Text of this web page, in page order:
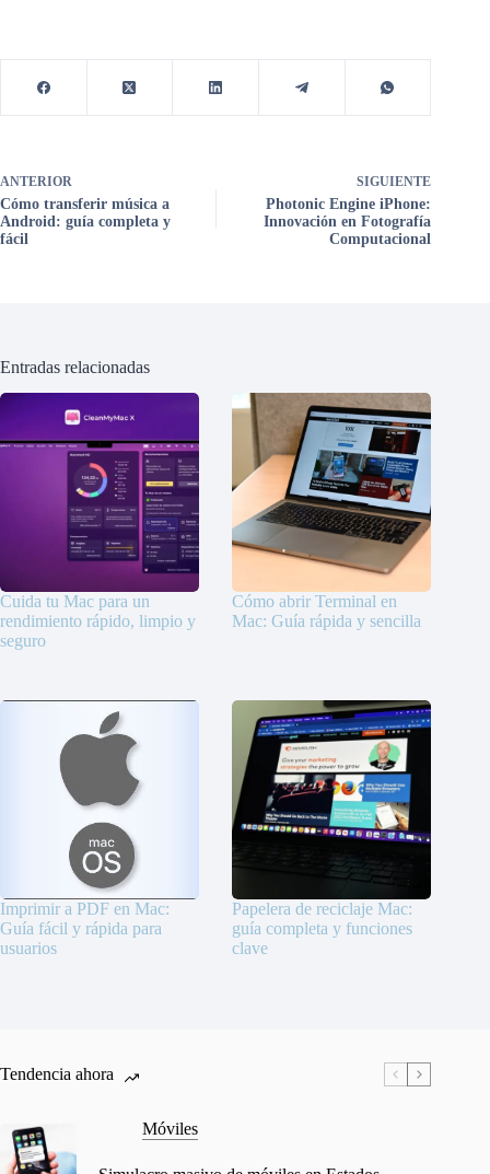
ANTERIOR
Cómo transferir música a
Android: guía completa y
fácil
SIGUIENTE
Photonic Engine iPhone:
Innovación en Fotografía
Computacional
Entradas relacionadas
Cuida tu Mac para un
rendimiento rápido, limpio y
seguro
Cómo abrir Terminal en
Mac: Guía rápida y sencilla
Imprimir a PDF en Mac:
Guía fácil y rápida para
usuarios
Papelera de reciclaje Mac:
guía completa y funciones
clave
Tendencia ahora
Móviles